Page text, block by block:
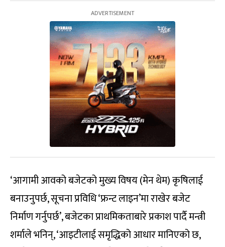
‘आगामी आवको बजेटको मुख्य विषय (मेन थेम) कृषिलाई
बनाउनुपर्छ, सूचना प्रविधि ‘फ्रन्ट लाइन’मा राखेर बजेट
निर्माण गर्नुपर्छ’, बजेटका प्राथमिकताबारे प्रकाश पार्दै मन्त्री
शर्माले भनिन्, ‘आइटीलाई समृद्धिको आधार मानिएको छ,